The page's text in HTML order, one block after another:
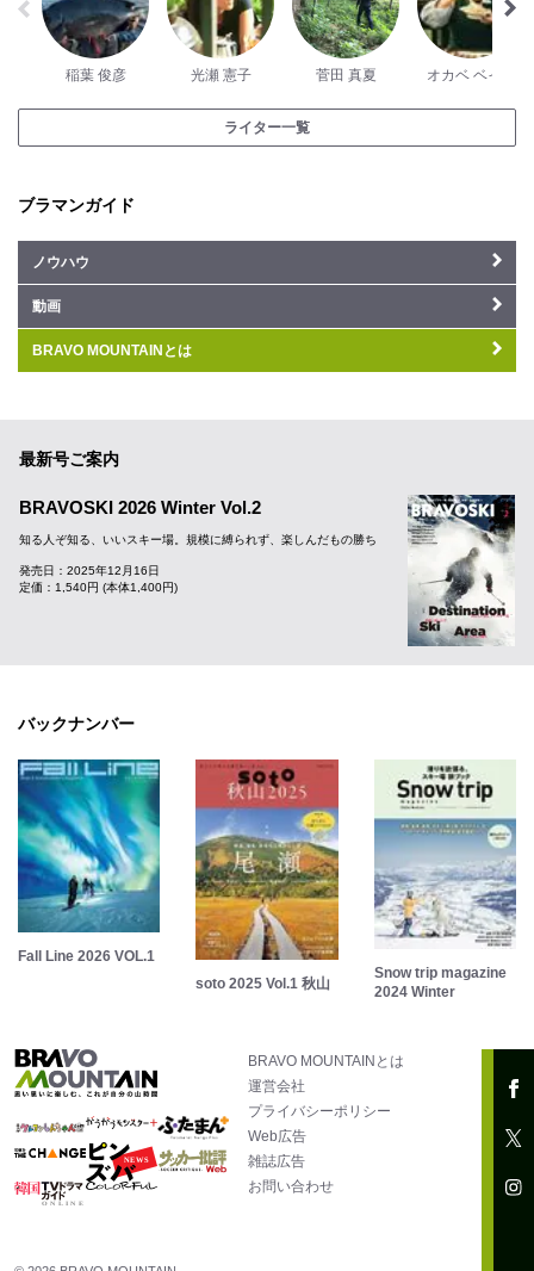
稲葉 俊彦 光瀬 憲子 菅田 真夏 オカベ ベイコ
ライター一覧
ブラマンガイド
ノウハウ
動画
BRAVO MOUNTAINとは
最新号ご案内
BRAVOSKI 2026 Winter Vol.2
知る人ぞ知る、いいスキー場。規模に縛られず、楽しんだもの勝ち
発売日：2025年12月16日
定価：1,540円 (本体1,400円)
バックナンバー
Fall Line 2026 VOL.1
soto 2025 Vol.1 秋山
Snow trip magazine
2024 Winter
BRAVO MOUNTAINとは
運営会社
プライバシーポリシー
Web広告
雑誌広告
お問い合わせ